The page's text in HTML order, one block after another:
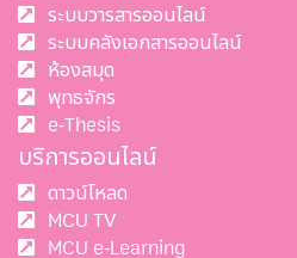
ระบบวารสารออนไลน์
ระบบคลังเอกสารออนไลน์
ห้องสมุด
พุทธจักร
e-Thesis
บริการออนไลน์
ดาวน์โหลด
MCU TV
MCU e-Learning